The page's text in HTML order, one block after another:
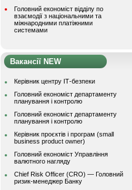
Головний економіст відділу по
взаємодії з національними та
міжнародними платіжними
системами
Вакансії NEW
Керівник центру ІТ-безпеки
Головний економіст департаменту
планування і контролю
Головний економіст департаменту
планування і контролю
Керівник проєктів і програм (small
business product owner)
Головний економіст Управління
валютного нагляду
Chief Risk Officer (CRO) — Головний
ризик-менеджер Банку